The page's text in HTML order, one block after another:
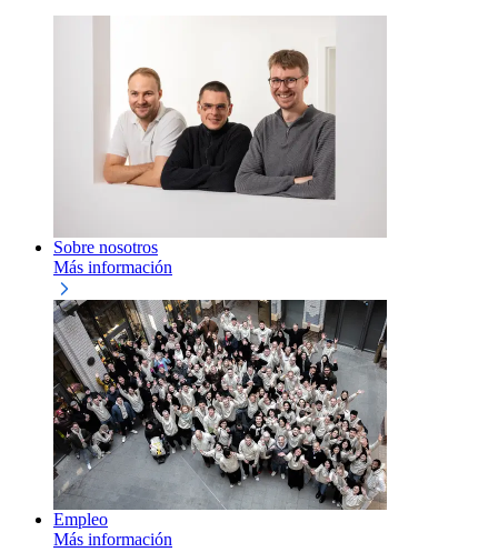
Sobre nosotros
Más información
Empleo
Más información